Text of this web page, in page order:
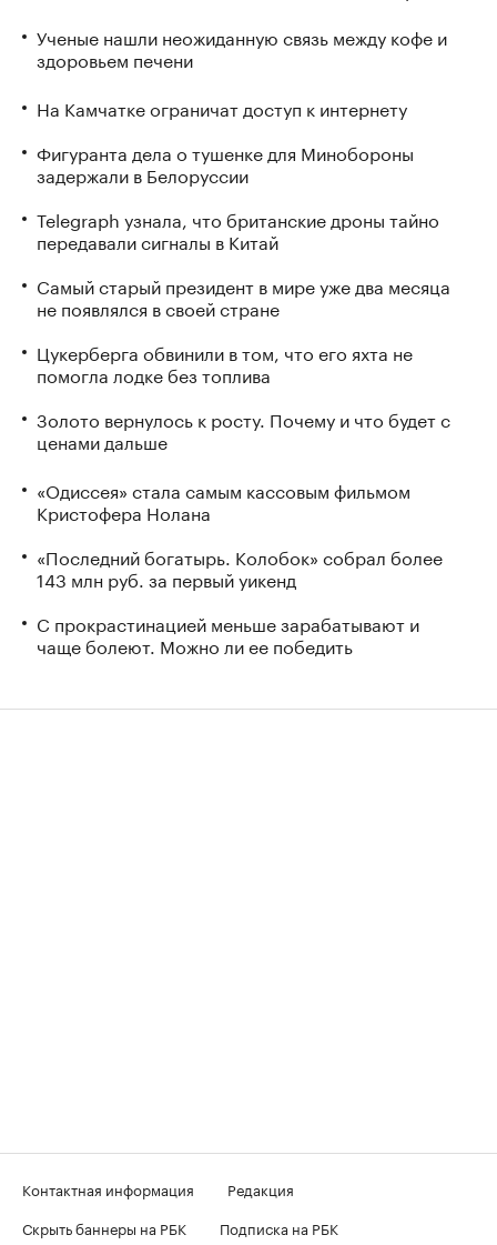
Ученые нашли неожиданную связь между кофе и
здоровьем печени
На Камчатке ограничат доступ к интернету
Фигуранта дела о тушенке для Минобороны
задержали в Белоруссии
Telegraph узнала, что британские дроны тайно
передавали сигналы в Китай
Самый старый президент в мире уже два месяца
не появлялся в своей стране
Цукерберга обвинили в том, что его яхта не
помогла лодке без топлива
Золото вернулось к росту. Почему и что будет с
ценами дальше
«Одиссея» стала самым кассовым фильмом
Кристофера Нолана
«Последний богатырь. Колобок» собрал более
143 млн руб. за первый уикенд
С прокрастинацией меньше зарабатывают и
чаще болеют. Можно ли ее победить
Контактная информация
Редакция
Скрыть баннеры на РБК
Подписка на РБК